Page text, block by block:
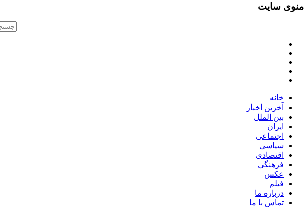
منوی سایت
خانه
آخرین اخبار
بین الملل
ایران
اجتماعی
سیاسی
اقتصادی
فرهنگی
عکس
فیلم
درباره ما
تماس با ما